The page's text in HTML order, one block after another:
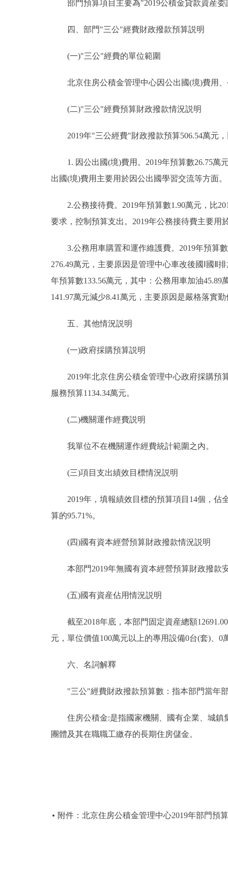
部門預算項目主要為"2019公積金貸款資産委
四、部門"三公"經費財政撥款預算説明
(一)"三公"經費的單位範圍
北京住房公積金管理中心因公出國(境)費用、
(二)"三公"經費預算財政撥款情況説明
2019年"三公經費"財政撥款預算506.54萬元，
1. 因公出國(境)費用。2019年預算數26.75萬元
出國(境)費用主要用於因公出國學習交流等方面。
2.公務接待費。2019年預算數1.90萬元，比
要求，控制預算支出。2019年公務接待費主要
3.公務用車購置和運作維護費。2019年預算數
276.49萬元，主要原因是管理中心車改後國Ⅰ國Ⅱ
年預算數133.56萬元，其中：公務用車加油45.89
141.97萬元減少8.41萬元，主要原因是嚴格落實
五、其他情況説明
(一)政府採購預算説明
2019年北京住房公積金管理中心政府採購預算
服務預算1134.34萬元。
(二)機關運作經費説明
我單位不在機關運作經費統計範圍之內。
(三)項目支出績效目標情況説明
2019年，填報績效目標的預算項目14個，佔全
算的95.71%。
(四)國有資本經營預算財政撥款情況説明
本部門2019年無國有資本經營預算財政撥款
(五)國有資産佔用情況説明
截至2018年底，本部門固定資産總額12691.00
元，單位價值100萬元以上的專用設備0台(套)、0
六、名詞解釋
"三公"經費財政撥款預算數：指本部門當年部
住房公積金:是指國家機關、國有企業、城鎮
團體及其在職職工繳存的長期住房儲金。
附件：北京住房公積金管理中心2019年部門預